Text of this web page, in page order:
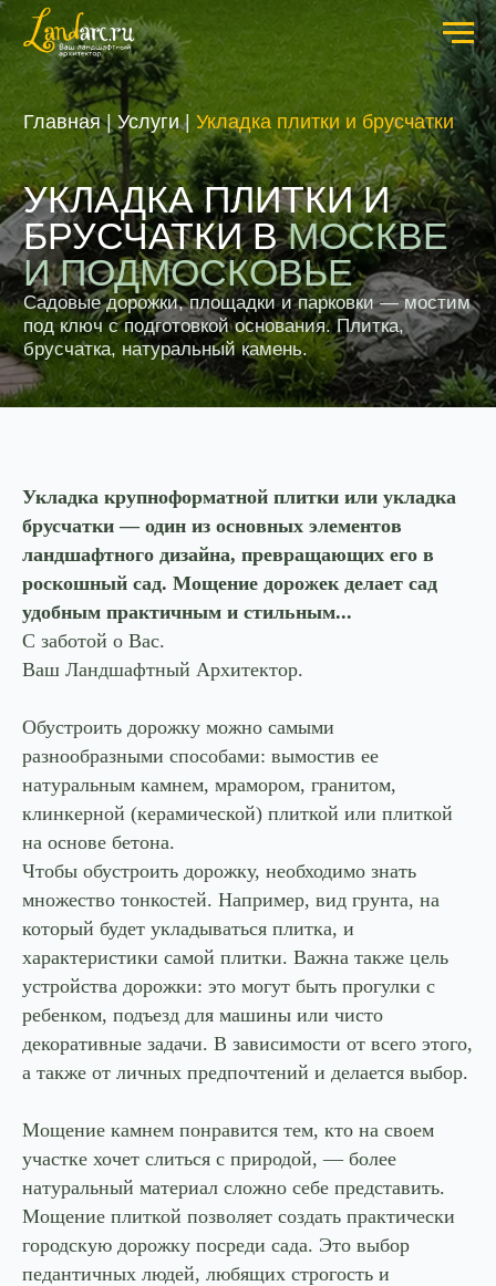
Главная| Услуги|Укладка плитки и брусчатки
УКЛАДКА ПЛИТКИ И
БРУСЧАТКИ ВМОСКВЕ
И ПОДМОСКОВЬЕ
Садовые дорожки, площадки и парковки — мостим
под ключ с подготовкой основания. Плитка,
брусчатка, натуральный камень.
Укладка крупноформатной плитки или укладка
брусчатки — один из основных элементов
ландшафтного дизайна, превращающих его в
роскошный сад. Мощение дорожек делает сад
удобным практичным и стильным...
С заботой о Вас.
Ваш Ландшафтный Архитектор.
Обустроить дорожку можно самыми
разнообразными способами: вымостив ее
натуральным камнем, мрамором, гранитом,
клинкерной (керамической) плиткой или плиткой
на основе бетона.
Чтобы обустроить дорожку, необходимо знать
множество тонкостей. Например, вид грунта, на
который будет укладываться плитка, и
характеристики самой плитки. Важна также цель
устройства дорожки: это могут быть прогулки с
ребенком, подъезд для машины или чисто
декоративные задачи. В зависимости от всего этого,
а также от личных предпочтений и делается выбор.
Мощение камнем понравится тем, кто на своем
участке хочет слиться с природой, — более
натуральный материал сложно себе представить.
Мощение плиткой позволяет создать практически
городскую дорожку посреди сада. Это выбор
педантичных людей, любящих строгость и